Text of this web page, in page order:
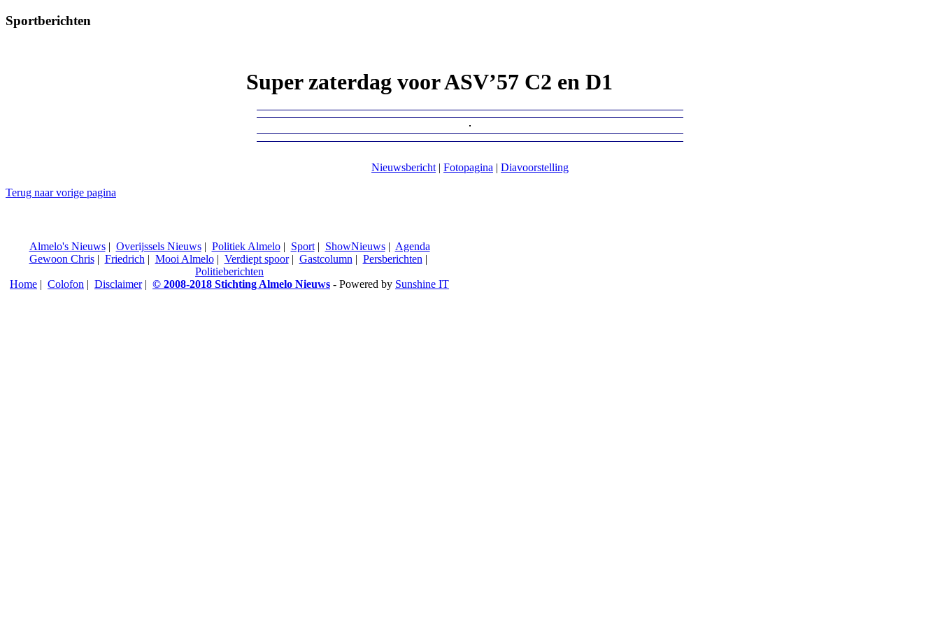
Sportberichten
Super zaterdag voor ASV’57 C2 en D1
Nieuwsbericht | Fotopagina | Diavoorstelling
Terug naar vorige pagina
Almelo's Nieuws| Overijssels Nieuws| Politiek Almelo| Sport| ShowNieuws| Agenda
Gewoon Chris| Friedrich | Mooi Almelo| Verdiept spoor| Gastcolumn | Persberichten |
Politieberichten
Home | Colofon | Disclaimer| © 2008-2018 Stichting Almelo Nieuws - Powered by Sunshine IT